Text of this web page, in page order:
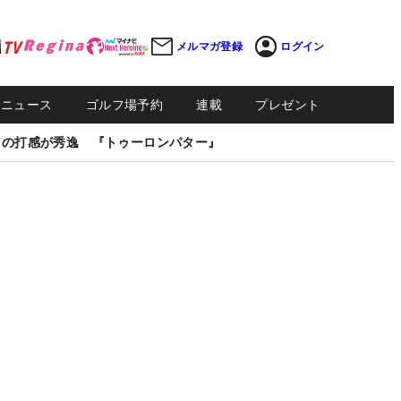
メルマガ登録 ログイン
ュース ゴルフ場予約 連載 プレゼント
打感が秀逸 『トゥーロンパター』